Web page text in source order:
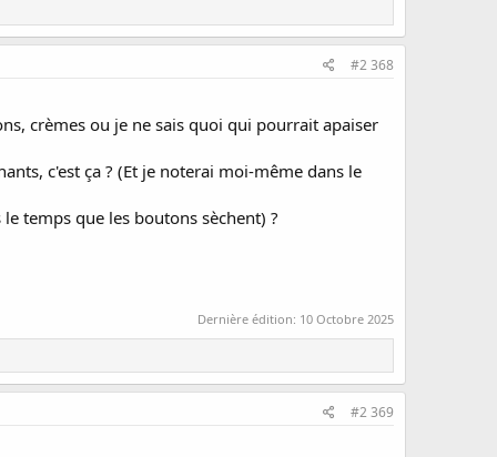
#2 368
crèmes ou je ne sais quoi qui pourrait apaiser
c'est ça ? (Et je noterai moi-même dans le
temps que les boutons sèchent) ?
Dernière édition: 10 Octobre 2025
#2 369